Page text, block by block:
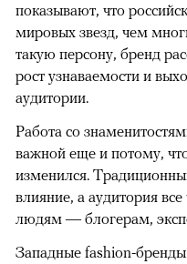
показывают, что
мировых звезд, чем
такую персону, бренд
рост узнаваемости и
аудитории.
Работа со
важной еще и потому,
изменился.
влияние, а аудитория
людям — блогерам,
Западные fashion-